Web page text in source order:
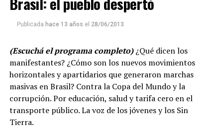
Publicada hace 13 años el 28/06/2013
(Escuchá el programa completo)¿Qué dicen los
manifestantes? ¿Cómo son los nuevos movimientos
horizontales y apartidarios que generaron marchas
masivas en Brasil? Contra la Copa del Mundo y la
corrupción. Por educación, salud y tarifa cero en el
transporte público. La voz de los jóvenes y los Sin
Tierra.